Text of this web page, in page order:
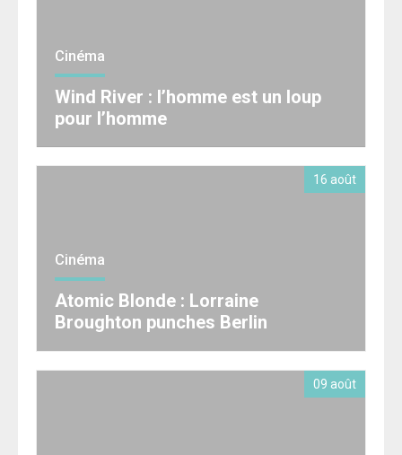
Cinéma
Wind River : l’homme est un loup
pour l’homme
16 août
Cinéma
Atomic Blonde : Lorraine
Broughton punches Berlin
09 août